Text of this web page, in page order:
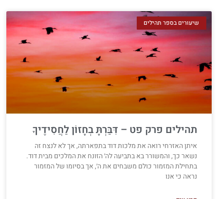
שיעורים בספר תהילים
תהילים פרק פט – דִּבַּרְתָּ בְחָזוֹן לַחֲסִידֶיךָ
איתן האזרחי רואה את מלכות דוד בתפארתה, אך לא לנצח זה
נשאר כך, והמשורר בא בתביעה לה׳ הזונח את המלכים מבית דוד.
בתחילת המזמור כולם משבחים את ה׳, אך בסיומו של המזמור
נראה כי אנו